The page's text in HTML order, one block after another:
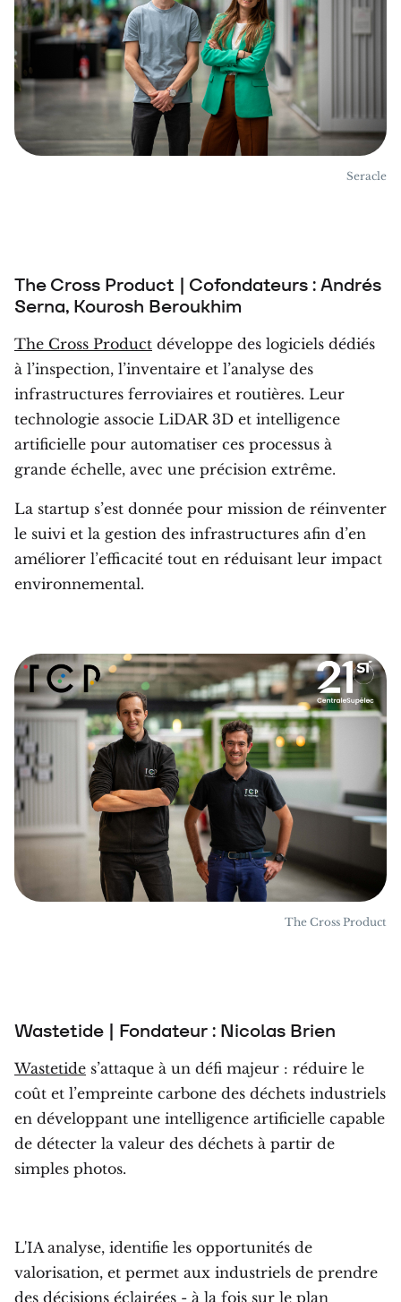
Seracle
The Cross Product | Cofondateurs : Andrés
Serna, Kourosh Beroukhim
The Cross Product développe des logiciels dédiés
à l’inspection, l’inventaire et l’analyse des
infrastructures ferroviaires et routières. Leur
technologie associe LiDAR 3D et intelligence
artificielle pour automatiser ces processus à
grande échelle, avec une précision extrême.
La startup s’est donnée pour mission de réinventer
le suivi et la gestion des infrastructures afin d’en
améliorer l’efficacité tout en réduisant leur impact
environnemental.
The Cross Product
Wastetide | Fondateur : Nicolas Brien
Wastetide s’attaque à un défi majeur : réduire le
coût et l’empreinte carbone des déchets industriels
en développant une intelligence artificielle capable
de détecter la valeur des déchets à partir de
simples photos.
L'IA analyse, identifie les opportunités de
valorisation, et permet aux industriels de prendre
des décisions éclairées - à la fois sur le plan